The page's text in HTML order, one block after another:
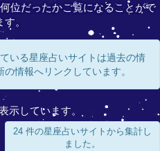
位だったかご覧になることがで
す。
いる星座占いサイトは過去の情
情報へリンクしています。
示しています。
24 件の星座占いサイトから集計し
ました。